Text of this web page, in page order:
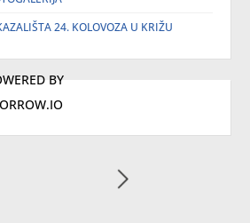
24. KOLOVOZA U KRIŽU